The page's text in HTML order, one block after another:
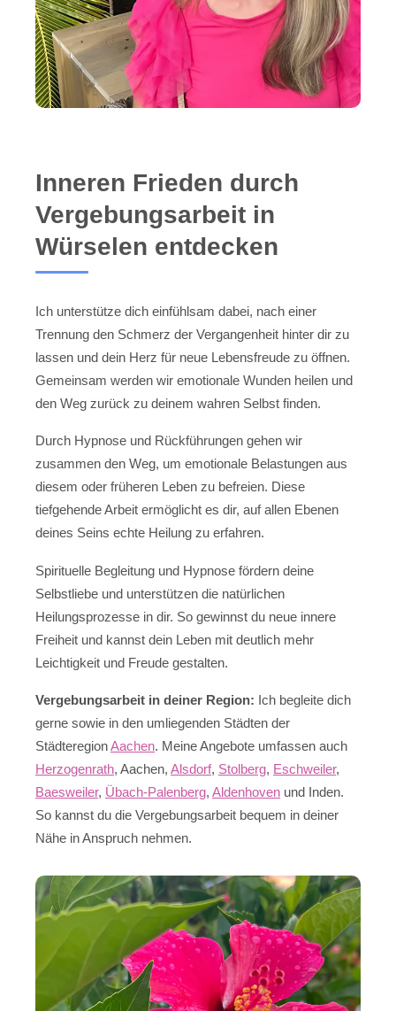
Inneren Frieden durch
Vergebungsarbeit in
Würselen entdecken
Ich unterstütze dich einfühlsam dabei, nach einer
Trennung den Schmerz der Vergangenheit hinter dir zu
lassen und dein Herz für neue Lebensfreude zu öffnen.
Gemeinsam werden wir emotionale Wunden heilen und
den Weg zurück zu deinem wahren Selbst finden.
Durch Hypnose und Rückführungen gehen wir
zusammen den Weg, um emotionale Belastungen aus
diesem oder früheren Leben zu befreien. Diese
tiefgehende Arbeit ermöglicht es dir, auf allen Ebenen
deines Seins echte Heilung zu erfahren.
Spirituelle Begleitung und Hypnose fördern deine
Selbstliebe und unterstützen die natürlichen
Heilungsprozesse in dir. So gewinnst du neue innere
Freiheit und kannst dein Leben mit deutlich mehr
Leichtigkeit und Freude gestalten.
Vergebungsarbeit in deiner Region: Ich begleite dich
gerne sowie in den umliegenden Städten der
StädteregionAachen. Meine Angebote umfassen auch
Herzogenrath, Aachen, Alsdorf, Stolberg, Eschweiler,
Baesweiler, Übach-Palenberg, Aldenhoven und Inden.
So kannst du die Vergebungsarbeit bequem in deiner
Nähe in Anspruch nehmen.